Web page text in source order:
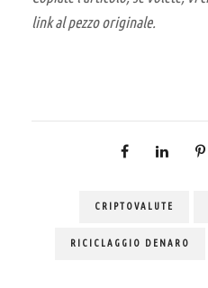
link al pezzo originale.
CRIPTOVALUTE
RICICLAGGIO DENARO